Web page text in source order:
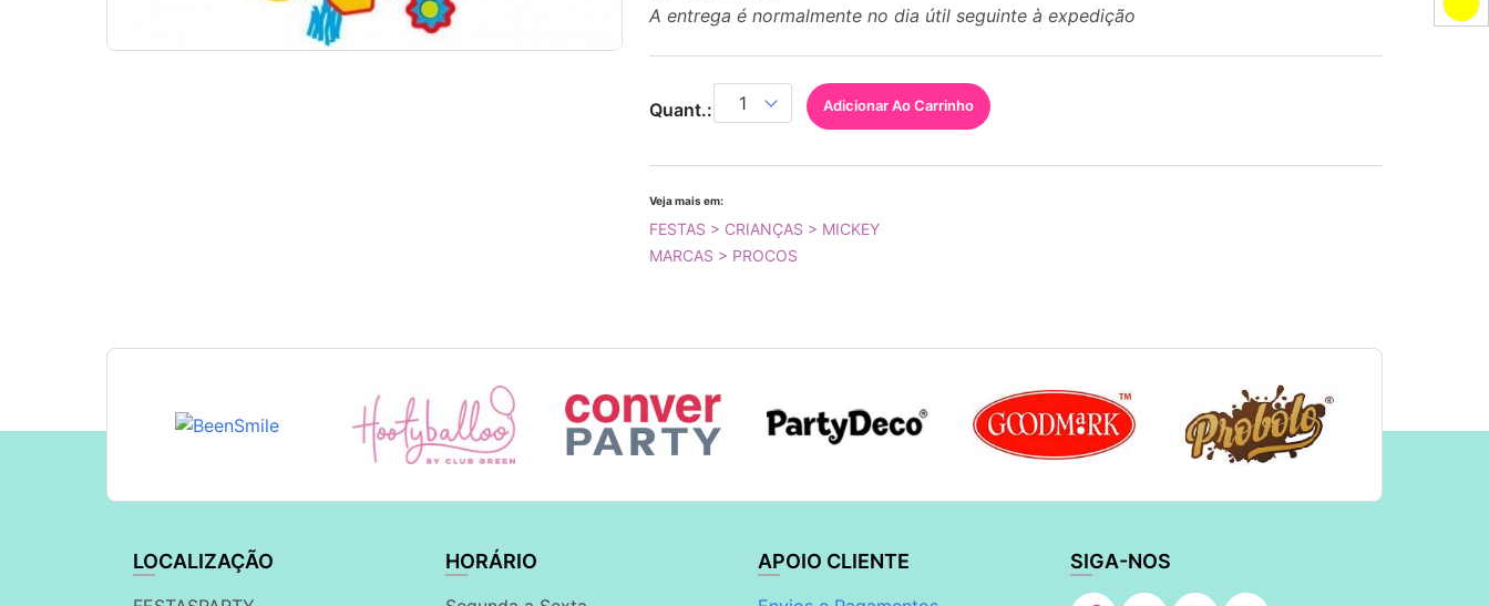
A entrega é normalmente no dia útil seguinte à expedição
Quant.: Adicionar Ao Carrinho
Veja mais em:
FESTAS > CRIANÇAS > MICKEY
MARCAS > PROCOS
LOCALIZAÇÃO HORÁRIO APOIO CLIENTE SIGA-NOS